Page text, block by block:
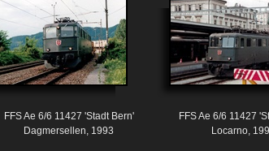
FFS Ae 6/6 11427 'Stadt Bern'
Dagmersellen, 1993
FFS Ae 6/6 11427
Locarno,